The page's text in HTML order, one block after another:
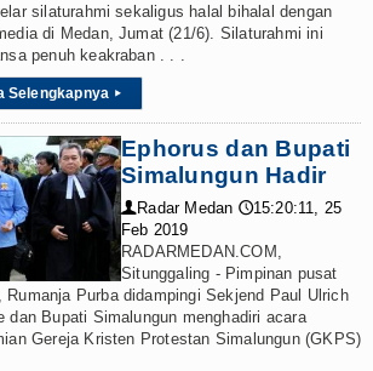
silaturahmi sekaligus halal bihalal dengan
di Medan, Jumat (21/6). Silaturahmi ini
penuh keakraban . . .
Selengkapnya ▸
Ephorus dan Bupati
Simalungun Hadir
👤 Radar Medan 🕔15:20:11, 25
Feb 2019
RADARMEDAN.COM,
Situnggaling - Pimpinan pusat
Rumanja Purba didampingi Sekjend Paul Ulrich
dan Bupati Simalungun menghadiri acara
Gereja Kristen Protestan Simalungun (GKPS)